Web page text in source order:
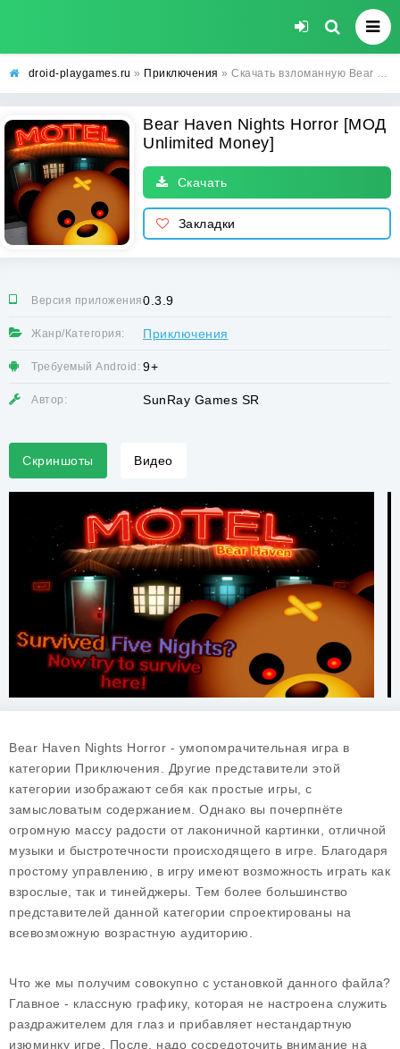
droid-playgames.ru » Приключения » Скачать взломанную Bear Haven Nights Horror [МОД Unlimited Money] - стабильная версия apk на Андроид
Bear Haven Nights Horror [МОД
Unlimited Money]
Скачать
Закладки
Версия приложения:0.3.9
Жанр/Категория: Приключения
Требуемый Android: 9+
Автор: SunRay Games SR
Скриншоты Видео
Bear Haven Nights Horror - умопомрачительная игра в
категории Приключения. Другие представители этой
категории изображают себя как простые игры, с
замысловатым содержанием. Однако вы почерпнёте
огромную массу радости от лаконичной картинки, отличной
музыки и быстротечности происходящего в игре. Благодаря
простому управлению, в игру имеют возможность играть как
взрослые, так и тинейджеры. Тем более большинство
представителей данной категории спроектированы на
всевозможную возрастную аудиторию.
Что же мы получим совокупно с установкой данного файла?
Главное - классную графику, которая не настроена служить
раздражителем для глаз и прибавляет нестандартную
изюминку игре. После, надо сосредоточить внимание на